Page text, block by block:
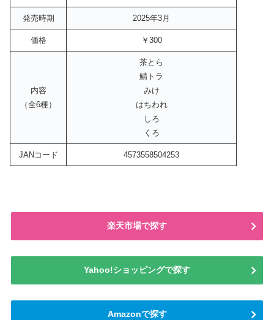
発売時期 2025年3月
価格 ￥300
内容
（全6種）
茶とら
鯖トラ
みけ
はちわれ
しろ
くろ
JANコード 4573558504253
楽天市場で探す
Yahoo!ショッピングで探す
Amazonで探す